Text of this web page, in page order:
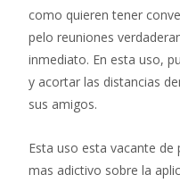
como quieren tener
pelo reuniones
inmediato. En esta uso,
y acortar las distancias
sus amigos.
Esta uso esta vacante
mas adictivo sobre la